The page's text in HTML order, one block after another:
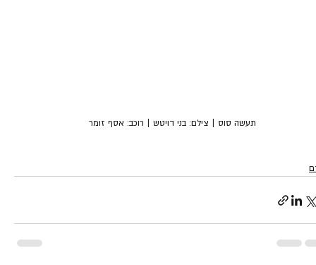
תעשה סוס | צילם: בני דויטש | רוכב: אסף זומר